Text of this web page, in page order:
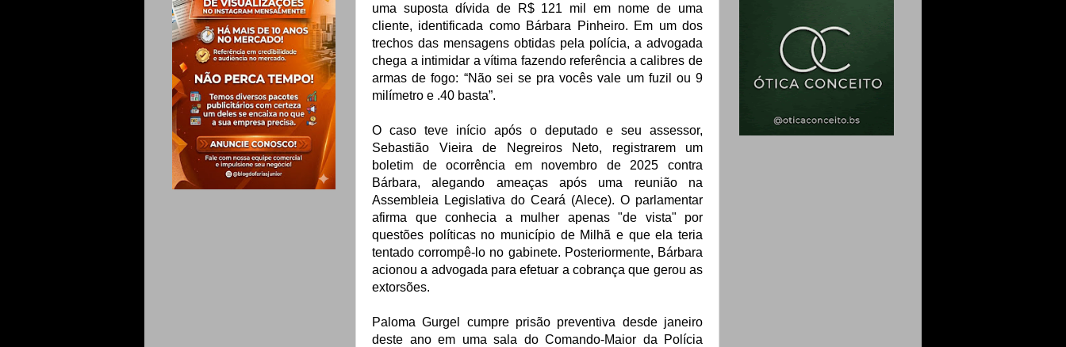
uma suposta dívida de R$ 121 mil em nome de uma
cliente, identificada como Bárbara Pinheiro. Em um dos
trechos das mensagens obtidas pela polícia, a advogada
chega a intimidar a vítima fazendo referência a calibres de
armas de fogo: “Não sei se pra vocês vale um fuzil ou 9
milímetro e .40 basta”.
O caso teve início após o deputado e seu assessor,
Sebastião Vieira de Negreiros Neto, registrarem um
boletim de ocorrência em novembro de 2025 contra
Bárbara, alegando ameaças após uma reunião na
Assembleia Legislativa do Ceará (Alece). O parlamentar
afirma que conhecia a mulher apenas "de vista" por
questões políticas no município de Milhã e que ela teria
tentado corrompê-lo no gabinete. Posteriormente, Bárbara
acionou a advogada para efetuar a cobrança que gerou as
extorsões.
Paloma Gurgel cumpre prisão preventiva desde janeiro
deste ano em uma sala do Comando-Maior da Polícia